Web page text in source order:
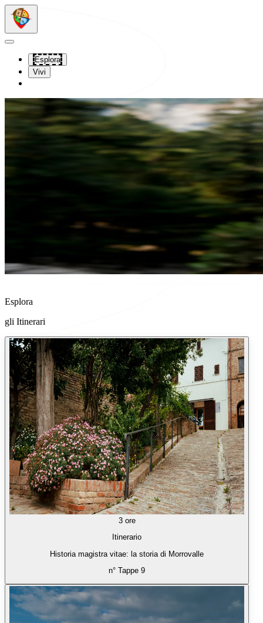
Vai al contenuto principale
Esplora
Vivi
Esplora
gli Itinerari
3 ore
Itinerario
Historia magistra vitae: la storia di Morrovalle
n° Tappe 9